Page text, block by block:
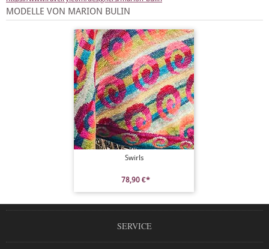
MODELLE VON MARION BULIN
Swirls
78,90 €*
SERVICE